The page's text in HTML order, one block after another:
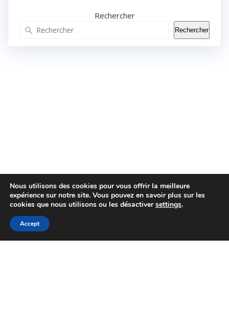
Rechercher
Rechercher
Nous utilisons des cookies pour vous offrir la meilleure
expérience sur notre site. Vous pouvez en savoir plus sur les
cookies que nous utilisons ou les désactiversettings.
Accept